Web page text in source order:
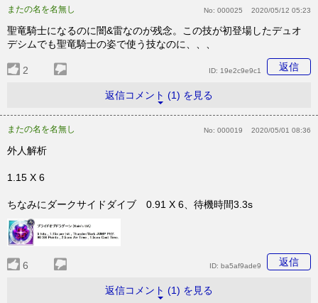
またの名を名無し No: 000025 2020/05/12 05:23
聖竜騎士になるのに闇&雷なのが残念。この技が初登場したデュオ
デシムでも聖竜騎士の姿で使う技なのに、、、
2 返信
ID: 19e2c9e9c1
返信コメント (1) を見る
またの名を名無し No: 000019 2020/05/01 08:36
外人解析
1.15 X 6
ちなみにダークサイドダイブ 0.91 X 6、待機時間3.3s
6 返信
ID: ba5af9ade9
返信コメント (1) を見る